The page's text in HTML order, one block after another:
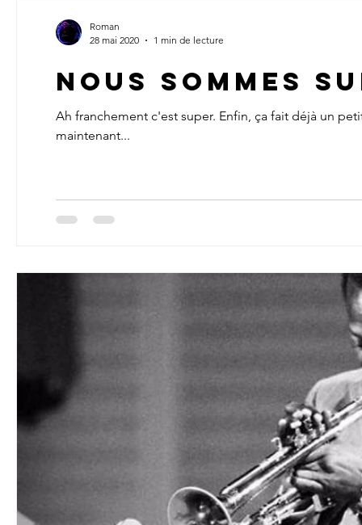
Nous sommes
Ah franchement c'est super. Enfin, ça fait déjà un
maintenant...
Roman
28 mai 2020
1 min de lecture